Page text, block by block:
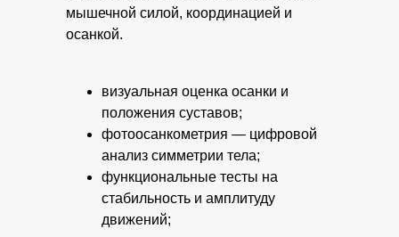
мышечной силой, координацией и
осанкой.
визуальная оценка осанки и
положения суставов;
фотоосанкометрия — цифровой
анализ симметрии тела;
функциональные тесты на
стабильность и амплитуду
движений;